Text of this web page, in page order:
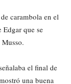
carambola en el
Edgar que se
el final de
una buena